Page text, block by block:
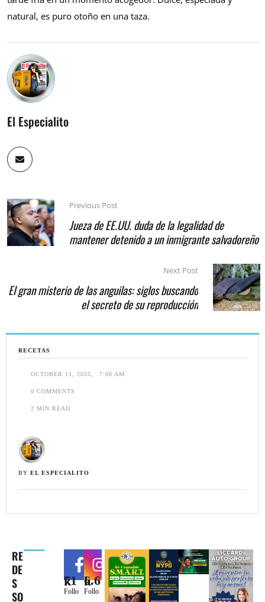
RECETAS
OCTOBER 11, 2025 7:00 AM
0 COMMENTS
2 MIN READ
BY EL ESPECIALITO
RE
DE
S
SO
71k
Follo
6.6k
Follo
natural, es puro otoño en una taza.
El Especialito
Previous Post
Jueza de EE.UU. duda de la legalidad de
mantener detenido a un inmigrante salvadoreño
Next Post
El gran misterio de las anguilas: siglos buscando
el secreto de su reproducción